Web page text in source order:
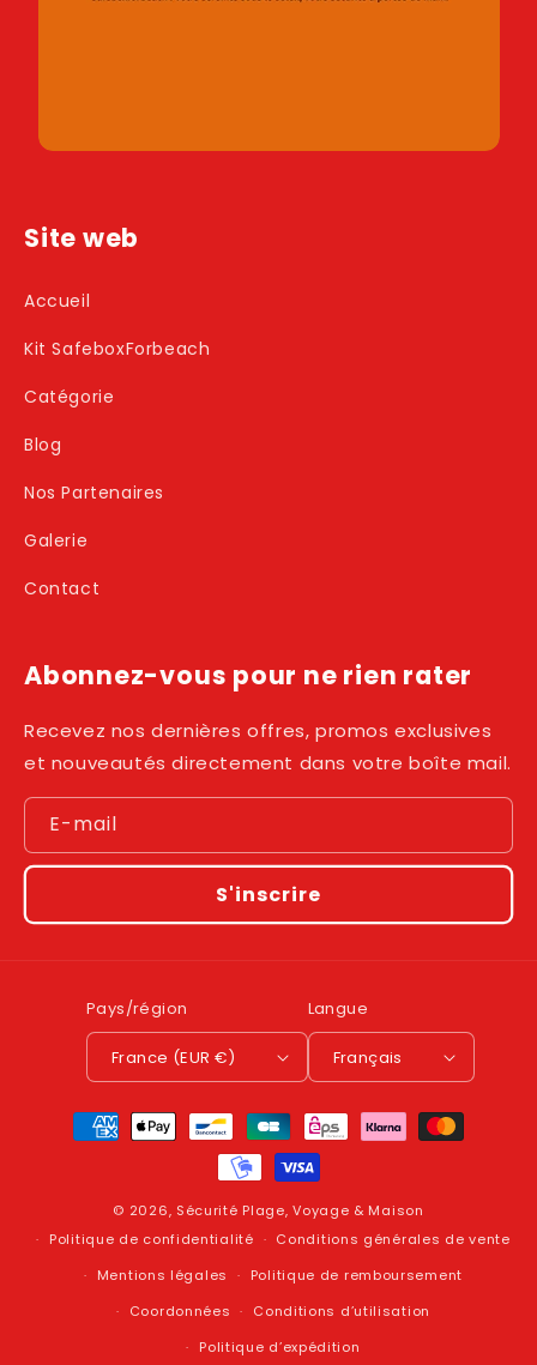
Site web
Accueil
Kit SafeboxForbeach
Catégorie
Blog
Nos Partenaires
Galerie
Contact
Abonnez-vous pour ne rien rater
Recevez nos dernières offres, promos exclusives
et nouveautés directement dans votre boîte mail.
E-mail
S'inscrire
Pays/région
France (EUR €)
Langue
Français
Moyens
© 2026, Sécurité Plage, Voyage & Maison
Politique de confidentialité
Conditions générales de vente
Mentions légales
Politique de remboursement
Coordonnées
Conditions d’utilisation
Politique d’expédition